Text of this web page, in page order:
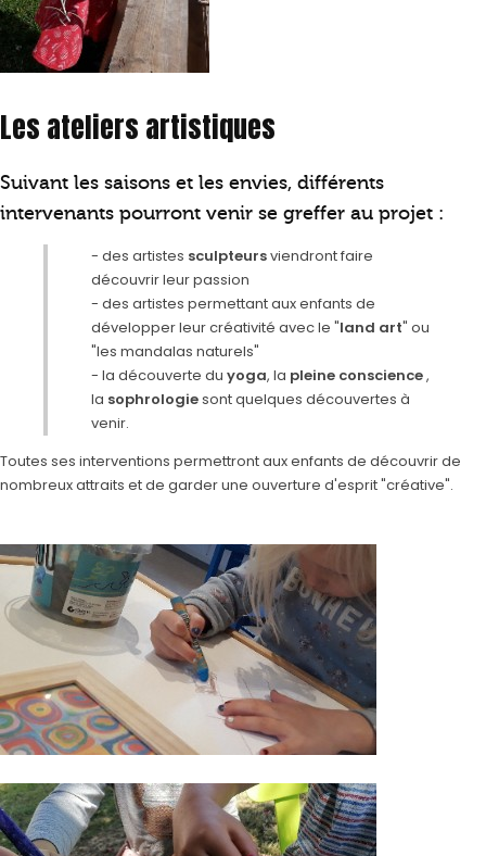
Les ateliers artistiques
Suivant les saisons et les envies, différents
intervenants pourront venir se greffer au projet :
- des artistes sculpteursviendront faire
découvrir leur passion
- des artistes permettant aux enfants de
développer leur créativité avec le "land art" ou
"les mandalas naturels"
- la découverte du yoga, la pleine conscience,
la sophrologiesont quelques découvertes à
venir.
Toutes ses interventions permettront aux enfants de découvrir de
nombreux attraits et de garder une ouverture d'esprit "créative".